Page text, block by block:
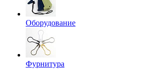
Оборудование
Фурнитура